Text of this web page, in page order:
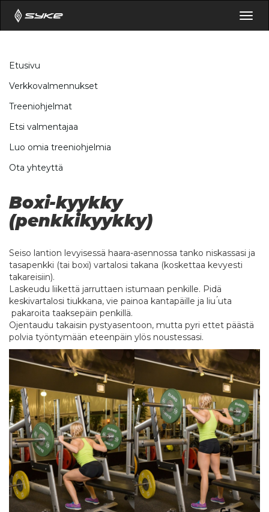
Etusivu
Verkkovalmennukset
Treeniohjelmat
Etsi valmentajaa
Luo omia treeniohjelmia
Ota yhteyttä
Boxi-kyykky
(penkkikyykky)
Seiso lantion levyisessä haara-asennossa tanko niskassasi ja
tasapenkki (tai boxi) vartalosi takana (koskettaa kevyesti
takareisiin).
Laskeudu liikettä jarruttaen istumaan penkille. Pidä
keskivartalosi tiukkana, vie painoa kantapäille ja liu ́uta
pakaroita taaksepäin penkillä.
Ojentaudu takaisin pystyasentoon, mutta pyri ettet päästä
polvia työntymään eteenpäin ylös noustessasi.